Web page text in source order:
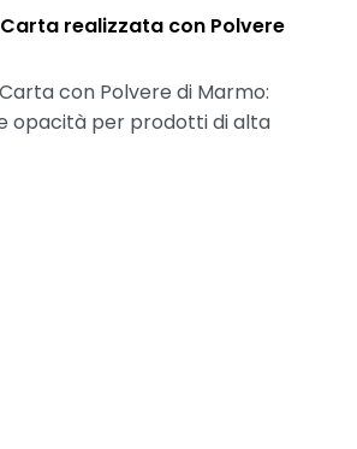
realizzata con Polvere
con Polvere di Marmo:
opacità per prodotti di alta